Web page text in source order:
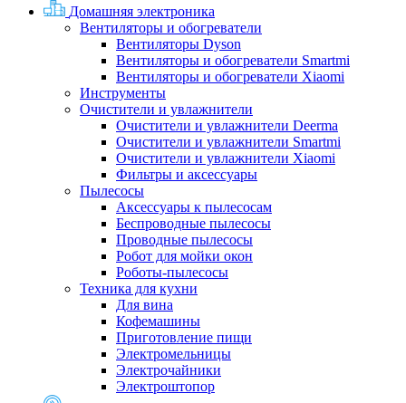
Домашняя электроника
Вентиляторы и обогреватели
Вентиляторы Dyson
Вентиляторы и обогреватели Smartmi
Вентиляторы и обогреватели Xiaomi
Инструменты
Очистители и увлажнители
Очистители и увлажнители Deerma
Очистители и увлажнители Smartmi
Очистители и увлажнители Xiaomi
Фильтры и аксессуары
Пылесосы
Аксессуары к пылесосам
Беспроводные пылесосы
Проводные пылесосы
Робот для мойки окон
Роботы-пылесосы
Техника для кухни
Для вина
Кофемашины
Приготовление пищи
Электромельницы
Электрочайники
Электроштопор